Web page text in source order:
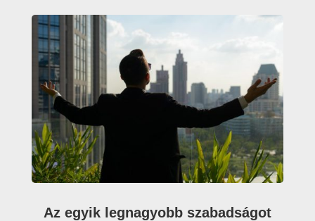
Az egyik legnagyobb szabadságot